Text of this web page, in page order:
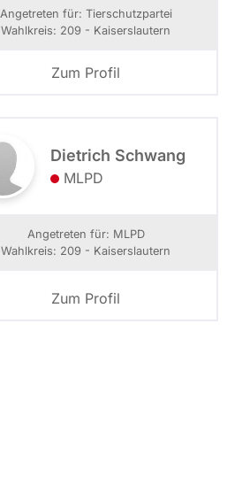
Angetreten für: Tierschutzpartei
Wahlkreis: 209 - Kaiserslautern
Zum Profil
Dietrich Schwang
MLPD
Angetreten für: MLPD
Wahlkreis: 209 - Kaiserslautern
Zum Profil